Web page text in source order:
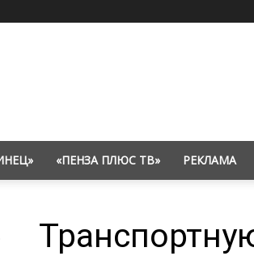
«ПЕНЗА ПЛЮС ТВ» РЕКЛАМА